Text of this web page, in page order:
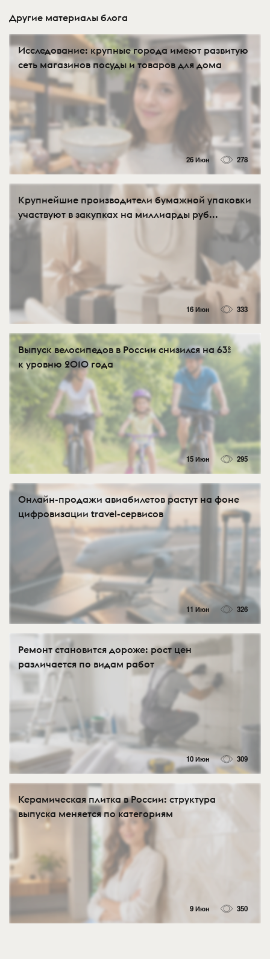
Другие материалы блога
Исследование: крупные города имеют развитую
сеть магазинов посуды и товаров для дома
26 Июн 278
Крупнейшие производители бумажной упаковки
участвуют в закупках на миллиарды руб...
16 Июн 333
Выпуск велосипедов в России снизился на 63%
к уровню 2010 года
15 Июн 295
Онлайн-продажи авиабилетов растут на фоне
цифровизации travel-сервисов
11 Июн 326
Ремонт становится дороже: рост цен
различается по видам работ
10 Июн 309
Керамическая плитка в России: структура
выпуска меняется по категориям
9 Июн 350